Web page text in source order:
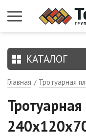
КАТАЛОГ
Главная / Тротуарная